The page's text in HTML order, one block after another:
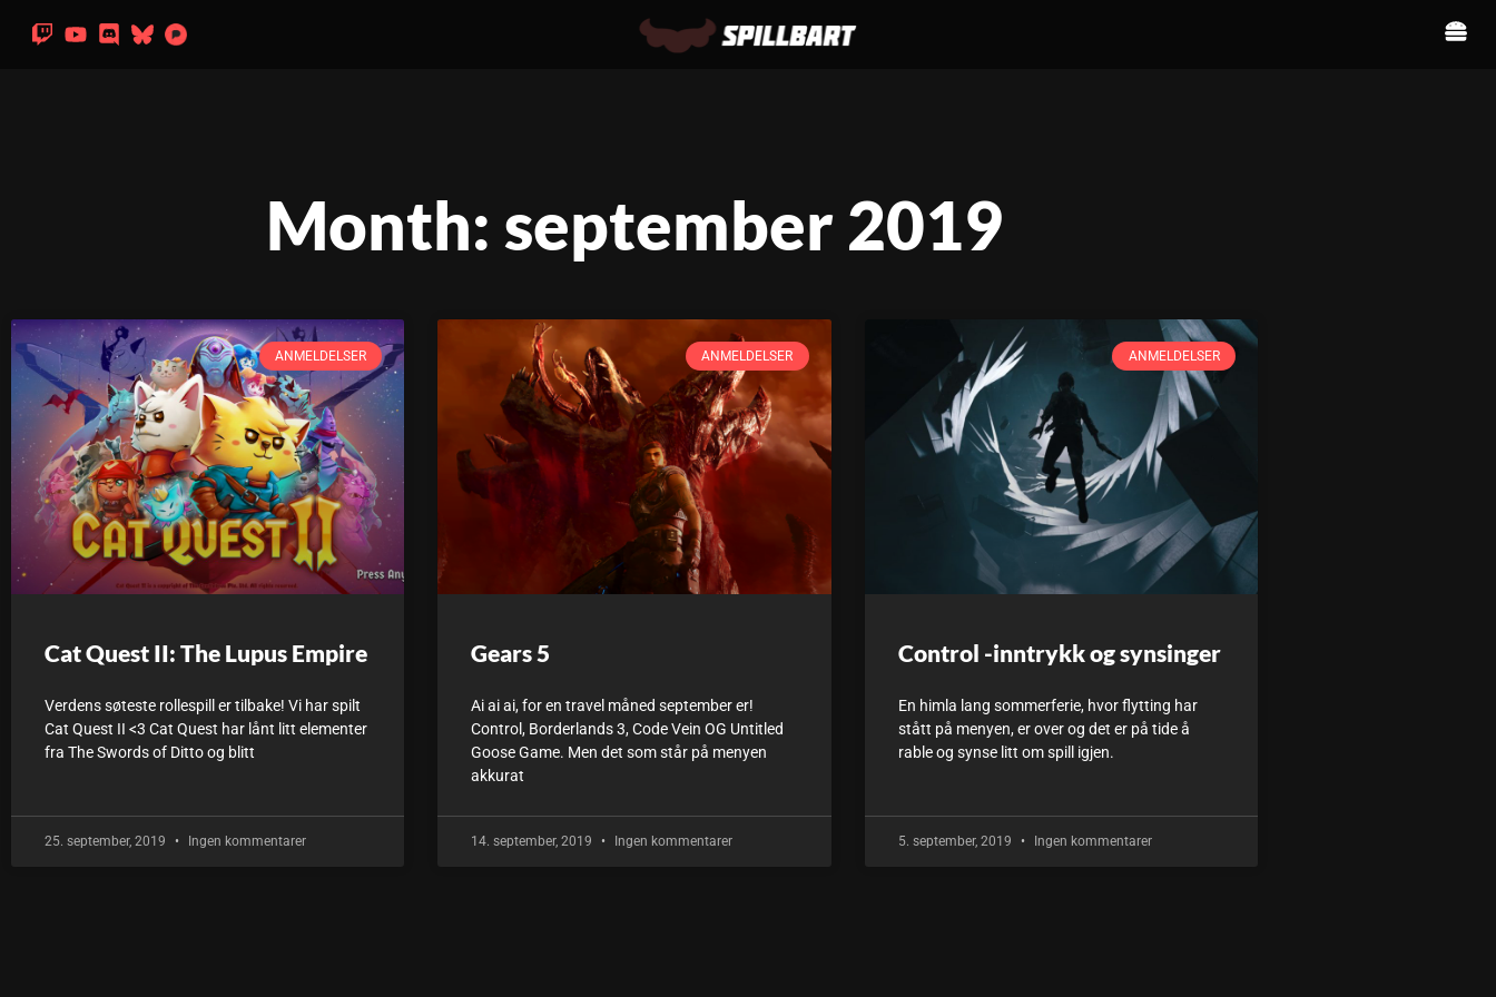
Month: september 2019
ANMELDELSER
Cat Quest II: The Lupus Empire
Verdens søteste rollespill er tilbake! Vi har spilt
Cat Quest II <3 Cat Quest har lånt litt elementer
fra The Swords of Ditto og blitt
25. september, 2019 Ingen kommentarer
ANMELDELSER
Gears 5
Ai ai ai, for en travel måned september er!
Control, Borderlands 3, Code Vein OG Untitled
Goose Game. Men det som står på menyen
akkurat
14. september, 2019 Ingen kommentarer
ANMELDELSER
Control -inntrykk og synsinger
En himla lang sommerferie, hvor flytting har
stått på menyen, er over og det er på tide å
rable og synse litt om spill igjen.
5. september, 2019 Ingen kommentarer